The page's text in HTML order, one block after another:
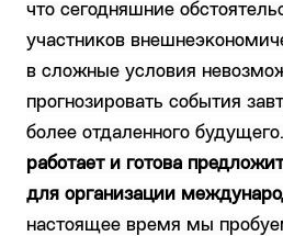
что сегодняшние
участников
в сложные условия
прогнозировать события
более отдаленного
работает и готова
для организации
настоящее время мы